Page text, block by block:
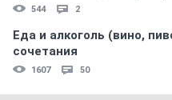
544 2
Еда и алкоголь (вино,
сочетания
1607 50